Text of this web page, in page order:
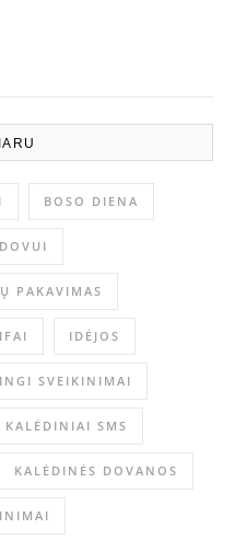
BOSO DIENA
PAKAVIMAS
IDĖJOS
SVEIKINIMAI
KALĖDINIAI SMS
KALĖDINĖS DOVANOS